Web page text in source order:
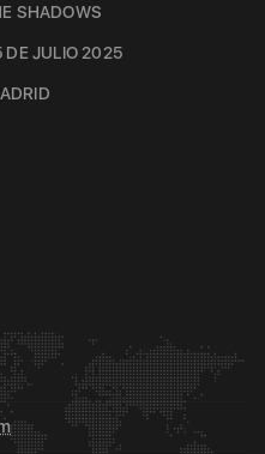
SHADOWS
DE JULIO 2025